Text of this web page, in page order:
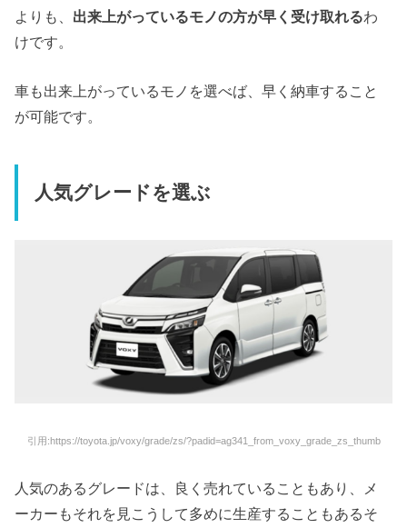
よりも、 出来上がっているモノの方が早く受け取れるわ
けです。
車も出来上がっているモノを選べば、早く納車すること
が可能です。
人気グレードを選ぶ
引用:https://toyota.jp/voxy/grade/zs/?padid=ag341_from_voxy_grade_zs_thumb
人気のあるグレードは、良く売れていることもあり、メ
ーカーもそれを見こうして多めに生産することもあるそ